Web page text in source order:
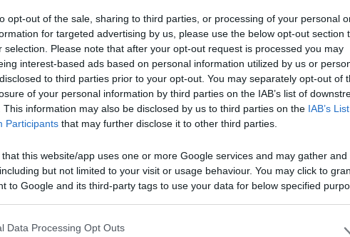
opt-out of the sale, sharing to third parties, or processing of your personal
for targeted advertising by us, please use the below opt-out section
selection. Please note that after your opt-out request is processed you may
interest-based ads based on personal information utilized by us or
to third parties prior to your opt-out. You may separately opt-out of
of your personal information by third parties on the IAB’s list of
This information may also be disclosed by us to third parties on the IAB’s
Participants that may further disclose it to other third parties.
that this website/app uses one or more Google services and may gather and
but not limited to your visit or usage behaviour. You may click to
to Google and its third-party tags to use your data for below specified
Data Processing Opt Outs
< 1 >
la dinette grande in un comodo divano. Secondo voi si puo' fare?
fatto? Grazie a chi vorra' rispondermi.
prima, nella dinette stretta abbiamo realizzato un letto fisso, quindi
camper con i posti letto sempre pronti, e quella dinette non ci sarebbe
e permanente, quindi qualora si debba rivendere il camper o per